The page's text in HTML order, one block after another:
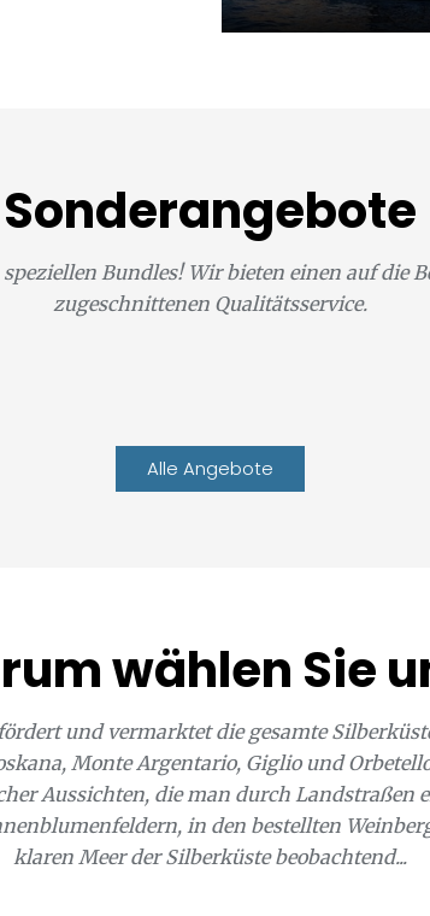
Sonderangebote
Bundles! Wir bieten einen auf die
zugeschnittenen Qualitätsservice.
Alle Angebote
wählen Sie
und vermarktet die gesamte
Monte Argentario, Giglio und
Aussichten, die man durch Landstraßen
in den bestellten
klaren Meer der Silberküste beobachtend...